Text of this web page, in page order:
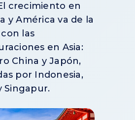
crecimiento en
y América va de la
las
en Asia:
China y Japón,
por Indonesia,
Singapur.